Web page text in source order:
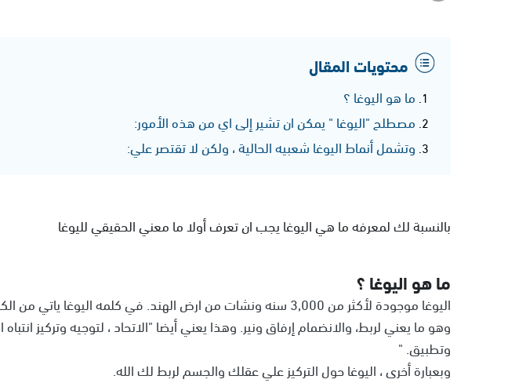
محتويات المقال
ما هو اليوغا ؟
مصطلح "اليوغا " يمكن ان تشير إلى اي من هذه الأمور:
وتشمل أنماط اليوغا شعبيه الحالية ، ولكن لا تقتصر علي:
بالنسبة لك لمعرفه ما هي اليوغا يجب ان تعرف أولا ما معني الحقيقي لليوغا
ما هو اليوغا ؟
وهو ما يعني لربط، والانضمام إرفاق ونير. وهذا يعني أيضا "الاتحاد ، لتوجيه وتركيز
وتطبيق. "
وبعبارة أخرى ، اليوغا حول التركيز علي عقلك والجسم لربط لك الله.